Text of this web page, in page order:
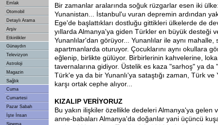
Emlak
Otomobil
Detaylı Arama
Arşiv
Etkinlikler
Günaydın
Televizyon
Astroloji
Magazin
Sağlık
Cuma
Cumartesi
Pazar Sabah
İşte İnsan
Sinema
Bir zamanlar aralarında soğuk rüzgarlar esen iki
Yunanistan... İstanbul'u vuran depremin ardından
Ege'de başlattıkları dostluğu gittikleri ülkelerde de
yıllarda Almanya'ya giden Türkler en büyük desteği
Yunanlılar'dan görüyor... Yunanlılar ile aynı mahalle,
apartmanlarda oturuyor. Çocuklarını aynı okullara
eğlenip, birlikte gülüyor. Birbirlerinin kahvelerine,
tavernalarına gidiyor. Üstelik es kaza "sarhoş" ya da
Türk'e ya da bir Yunanlı'ya sataştığı zaman, Türk ve
karşı ortak cephe alıyor...
KIZALIP VERİYORUZ
Bu yakın ilişkiler özellikle dedeleri Almanya'ya gelen
anne-babaları Almanya'da doğanlar yani üçüncü